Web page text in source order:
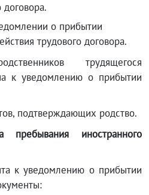
договора.
о прибытии
трудового договора.
трудящегося
к уведомлению о прибытии
подтверждающих родство.
пребывания иностранного
к уведомлению о прибытии